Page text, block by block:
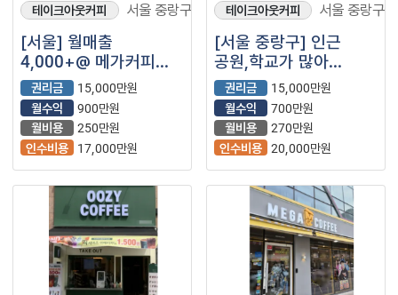
테이크아웃커피 서울 중랑구
[서울] 월매출
4,000+@ 메가커피
양도양수 고수익 창업
권리금
15,000만원
월수익
900만원
월비용
250만원
인수비용
17,000만원
테이크아웃커피 서울 중랑구
[서울 중랑구] 인근
공원,학교가 많아
유동이 많은위치의
컴포즈 매장을
소개합니다.
권리금
15,000만원
월수익
700만원
월비용
270만원
인수비용 20,000만원